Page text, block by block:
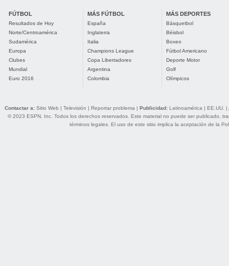
FÚTBOL
Resultados de Hoy
Norte/Centroamérica
Sudamérica
Europa
Clubes
Mundial
Euro 2016
MÁS FÚTBOL
España
Inglaterra
Italia
Champions League
Copa Libertadores
Argentina
Colombia
MÁS DEPORTES
Básquetbol
Béisbol
Boxeo
Fútbol Americano
Deporte Motor
Golf
Olímpicos
Contactar a: Sitio Web | Televisión | Reportar problema | Publicidad: Latinoamérica | EE.UU. |
© 2023 ESPN, Inc. Todos los derechos reservados. Este material no puede ser publicado,
términos legales. El uso de este sitio implica la aceptación de la